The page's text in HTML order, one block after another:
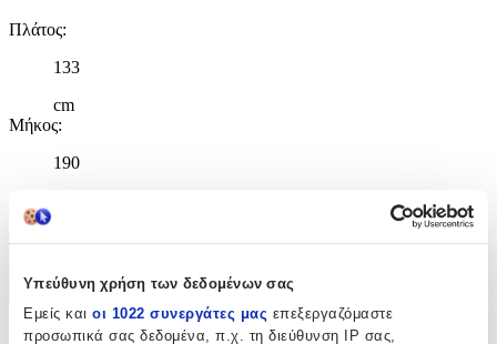
Υπεύθυνη χρήση των δεδομένων σας
Εμείς και οι 1022 συνεργάτες μας επεξεργαζόμαστε
προσωπικά σας δεδομένα, π.χ. τη διεύθυνση IP σας,
Πλάτος:
133
cm
Μήκος:
190